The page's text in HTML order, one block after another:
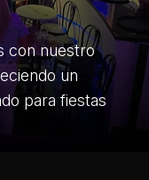
con nuestro
un
para fiestas